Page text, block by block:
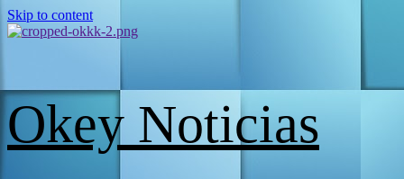
Skip to content
Okey Noticias